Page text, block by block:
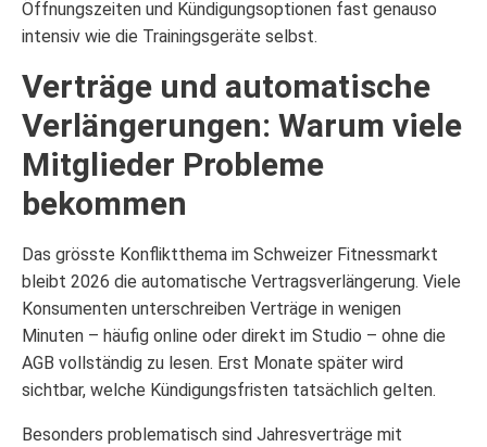
Öffnungszeiten und Kündigungsoptionen fast genauso
intensiv wie die Trainingsgeräte selbst.
Verträge und automatische
Verlängerungen: Warum viele
Mitglieder Probleme
bekommen
Das grösste Konfliktthema im Schweizer Fitnessmarkt
bleibt 2026 die automatische Vertragsverlängerung. Viele
Konsumenten unterschreiben Verträge in wenigen
Minuten – häufig online oder direkt im Studio – ohne die
AGB vollständig zu lesen. Erst Monate später wird
sichtbar, welche Kündigungsfristen tatsächlich gelten.
Besonders problematisch sind Jahresverträge mit